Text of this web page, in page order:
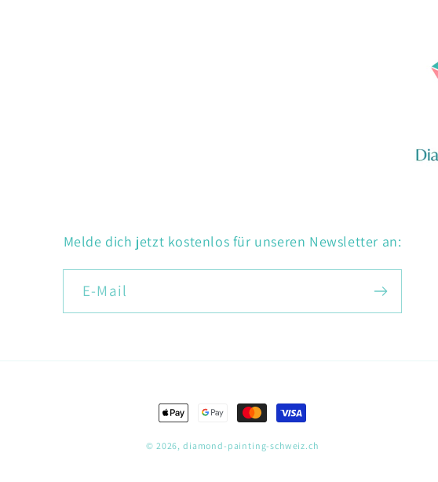
Melde dich jetzt kostenlos für unseren Newsletter an:
E-Mail
Zahlungsmethoden
© 2026,diamond-painting-schweiz.ch